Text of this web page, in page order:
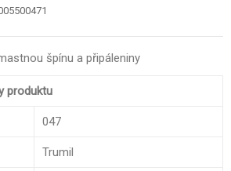
špínu a připáleniny
produktu
047
Trumil